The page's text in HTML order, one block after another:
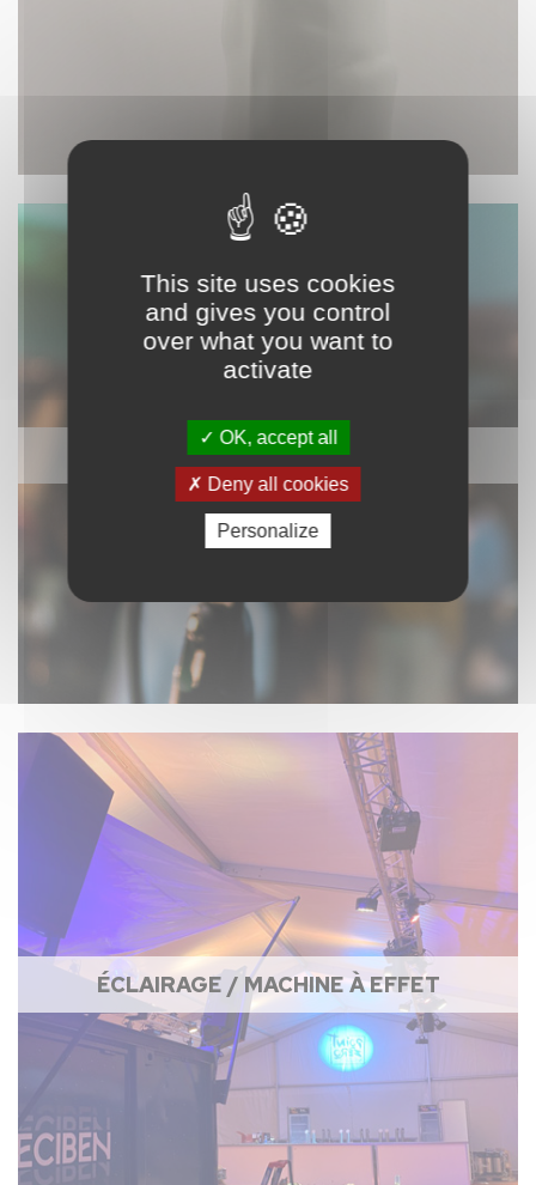
SONORISATION
ÉCLAIRAGE / MACHINE À EFFET
This site uses cookies
and gives you control
over what you want to
activate
OK, accept all
Deny all cookies
Personalize